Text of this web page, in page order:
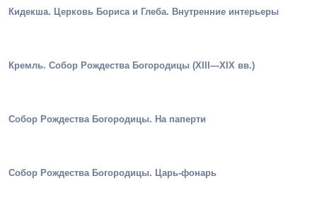
Кидекша. Церковь Бориса и Глеба. Внутренние интерьеры
Кремль. Собор Рождества Богородицы (XIII—XIX вв.)
Собор Рождества Богородицы. На паперти
Собор Рождества Богородицы. Царь-фонарь